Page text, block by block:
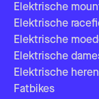
Elektrische
Elektrische
Elektrische
Elektrische
Elektrische
Fatbikes